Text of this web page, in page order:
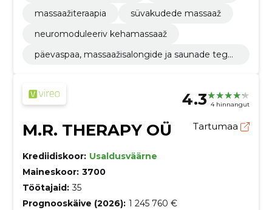
massaažiteraapia
süvakudede massaaž
neuromoduleeriv kehamassaaž
päevaspaa, massaažisalongide ja saunade tege
4.3 4 hinnangut
M.R. THERAPY OÜ Tartumaa
Krediidiskoor: Usaldusväärne
Maineskoor: 3700
Töötajaid: 35
Prognooskäive (2026): 1 245 760 €